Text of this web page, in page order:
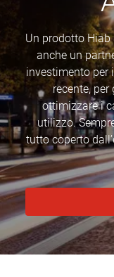
Un prodotto
anche un
investimento per
recente,
ottimizzare i
utilizzo.
tutto coperto